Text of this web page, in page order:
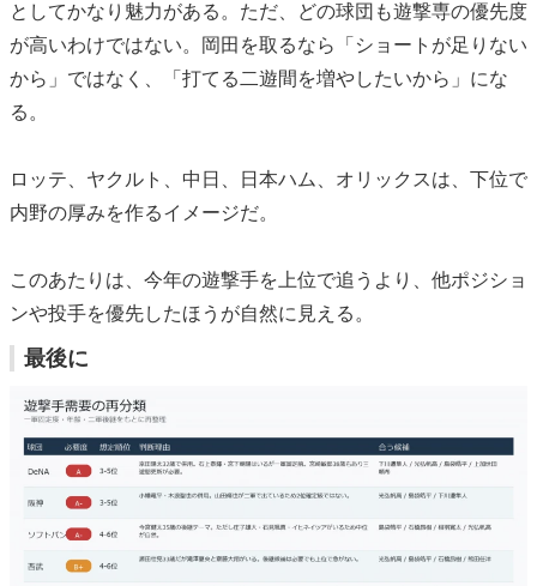
としてかなり魅力がある。ただ、どの球団も遊撃専の優先度
が高いわけではない。岡田を取るなら「ショートが足りない
から」ではなく、「打てる二遊間を増やしたいから」にな
る。
ロッテ、ヤクルト、中日、日本ハム、オリックスは、下位で
内野の厚みを作るイメージだ。
このあたりは、今年の遊撃手を上位で追うより、他ポジショ
ンや投手を優先したほうが自然に見える。
最後に